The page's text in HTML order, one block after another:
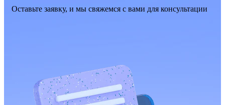
Оставьте заявку, и мы свяжемся с вами для консультации